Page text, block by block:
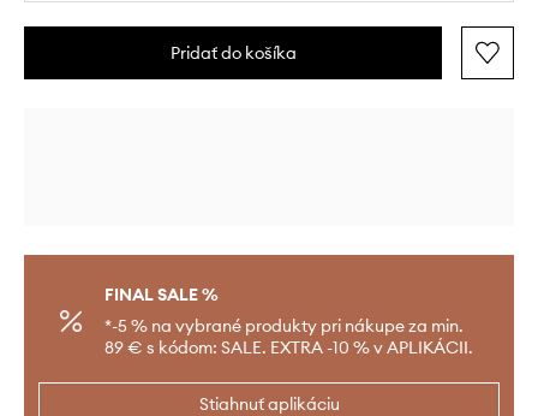
Pridať do košíka
FINAL SALE %
*-5 % na vybrané produkty pri nákupe za min.
89 € s kódom: SALE. EXTRA -10 % v APLIKÁCII.
Stiahnuť aplikáciu